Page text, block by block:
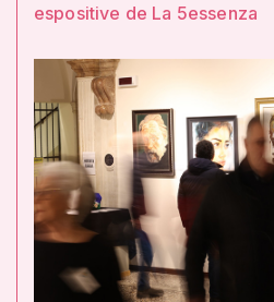
espositive de La 5essenza